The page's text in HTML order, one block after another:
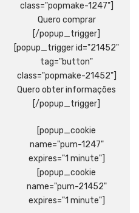
class="popmake-1247"]
Quero comprar
[/popup_trigger]
[popup_trigger id="21452"
tag="button"
class="popmake-21452"]
Quero obter informações
[/popup_trigger]
[popup_cookie
name="pum-1247"
expires="1 minute"]
[popup_cookie
name="pum-21452"
expires="1 minute"]